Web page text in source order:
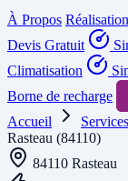
À Propos
Devis Gratuit
Climatisation
Borne de recharge
Accueil
Services
Rasteau (84110)
84110 Rasteau